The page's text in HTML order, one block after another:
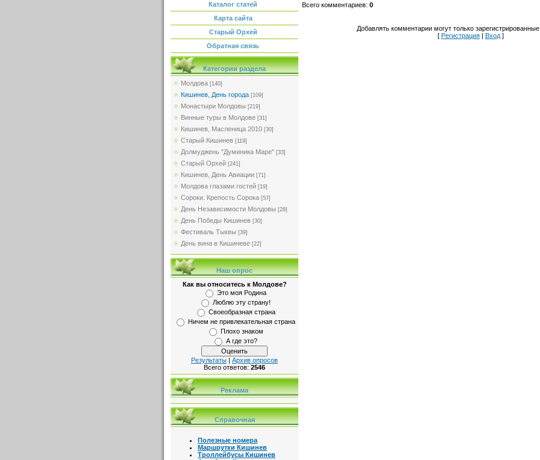
Каталог статей
Карта сайта
Старый Орхей
Обратная связь
Категории раздела
Молдова [140]
Кишинев, День города [109]
Монастыри Молдовы [219]
Винные туры в Молдове [31]
Кишинев, Масленица 2010 [30]
Старый Кишинев [119]
Долмуджень "Думиника Маре" [33]
Старый Орхей [241]
Кишинев, День Авиации [71]
Молдова глазами гостей [19]
Сороки. Крепость Сорока [57]
День Независимости Молдовы [28]
День Победы Кишинев [30]
Фестиваль Тыквы [39]
День вина в Кишиневе [22]
Наш опрос
Как вы относитесь к Молдове?
Это моя Родина
Люблю эту страну!
Своеобразная страна
Ничем не привлекательная страна
Плохо знаком
А где это?
Результаты | Архив опросов
Всего ответов: 2546
Реклама
Справочная
Полезные номера
Маршрутки Кишинев
Троллейбусы Кишинев
Всего комментариев: 0
Добавлять комментарии могут только зарегистрированные
[ Регистрация | Вход ]